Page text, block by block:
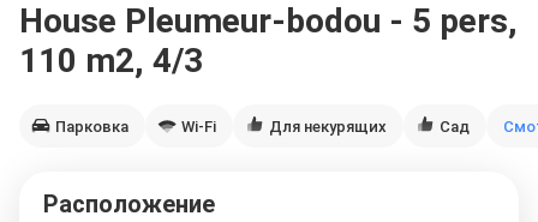
House Pleumeur-bodou - 5 pers,
110 m2, 4/3
Парковка Wi-Fi Для некурящих Сад
Расположение